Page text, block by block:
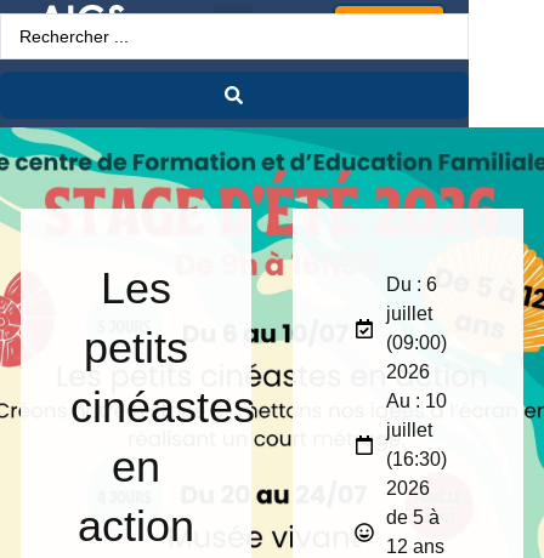
Les
petits
cinéastes
en
action
Du : 6
juillet
(09:00)
2026
Au : 10
juillet
(16:30)
2026
de 5 à
12 ans